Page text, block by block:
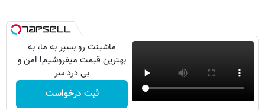
ماشینت رو بسپر به ما، به
بهترین قیمت میفروشیم! امن و
بی درد سر
ثبت درخواست